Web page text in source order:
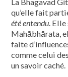
qu’elle fait
été entendu .
Mahābhārata,
faite
comme celui
un savoir caché.